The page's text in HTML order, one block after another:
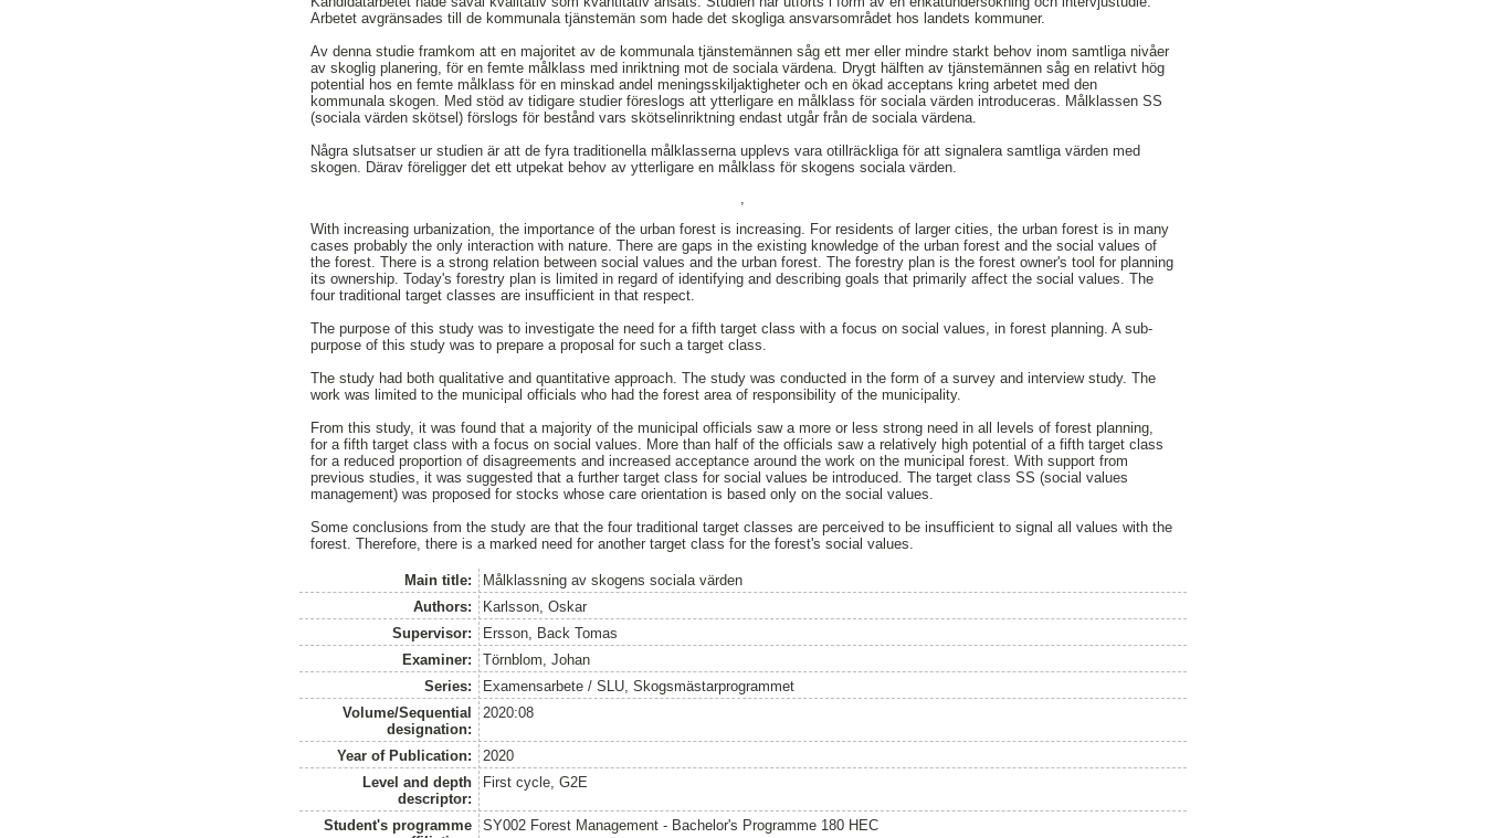
Arbetet avgränsades till de kommunala tjänstemän som hade det skogliga ansvarsområdet hos landets kommuner.
Av denna studie framkom att en majoritet av de kommunala tjänstemännen såg ett mer eller mindre starkt behov inom samtliga nivåer
av skoglig planering, för en femte målklass med inriktning mot de sociala värdena. Drygt hälften av tjänstemännen såg en relativt hög
potential hos en femte målklass för en minskad andel meningsskiljaktigheter och en ökad acceptans kring arbetet med den
kommunala skogen. Med stöd av tidigare studier föreslogs att ytterligare en målklass för sociala värden introduceras. Målklassen SS
(sociala värden skötsel) förslogs för bestånd vars skötselinriktning endast utgår från de sociala värdena.
Några slutsatser ur studien är att de fyra traditionella målklasserna upplevs vara otillräckliga för att signalera samtliga värden med
skogen. Därav föreligger det ett utpekat behov av ytterligare en målklass för skogens sociala värden.
With increasing urbanization, the importance of the urban forest is increasing. For residents of larger cities, the urban forest is in many
cases probably the only interaction with nature. There are gaps in the existing knowledge of the urban forest and the social values of
the forest. There is a strong relation between social values and the urban forest. The forestry plan is the forest owner's tool for planning
its ownership. Today's forestry plan is limited in regard of identifying and describing goals that primarily affect the social values. The
four traditional target classes are insufficient in that respect.
The purpose of this study was to investigate the need for a fifth target class with a focus on social values, in forest planning. A sub-
purpose of this study was to prepare a proposal for such a target class.
The study had both qualitative and quantitative approach. The study was conducted in the form of a survey and interview study. The
work was limited to the municipal officials who had the forest area of responsibility of the municipality.
From this study, it was found that a majority of the municipal officials saw a more or less strong need in all levels of forest planning,
for a fifth target class with a focus on social values. More than half of the officials saw a relatively high potential of a fifth target class
for a reduced proportion of disagreements and increased acceptance around the work on the municipal forest. With support from
previous studies, it was suggested that a further target class for social values be introduced. The target class SS (social values
management) was proposed for stocks whose care orientation is based only on the social values.
Some conclusions from the study are that the four traditional target classes are perceived to be insufficient to signal all values with the
forest. Therefore, there is a marked need for another target class for the forest's social values.
Main title:
Målklassning av skogens sociala värden
Authors:
Karlsson, Oskar
Supervisor:
Ersson, Back Tomas
Examiner:
Törnblom, Johan
Series:
Examensarbete / SLU, Skogsmästarprogrammet
Volume/Sequential
designation:
2020:08
Year of Publication:
2020
Level and depth
descriptor:
First cycle, G2E
Student's programme
SY002 Forest Management - Bachelor's Programme 180 HEC